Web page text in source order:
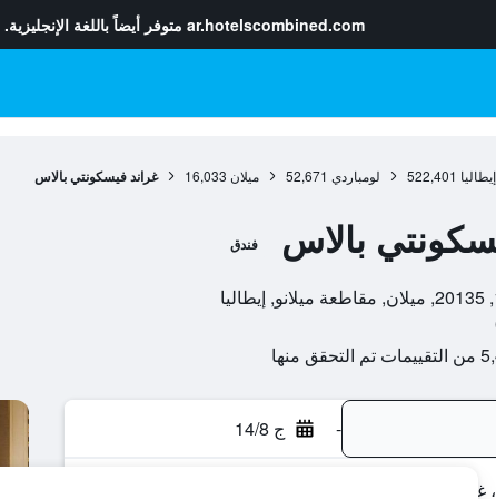
ar.hotelscombined.com متوفر أيضاً باللغة الإنجليزية.
إيطاليا 522,401 لومباردي 52,671 ميلان 16,033 غراند فيسكونتي بالاس
بالاس فندق
منها
- ج 14/8